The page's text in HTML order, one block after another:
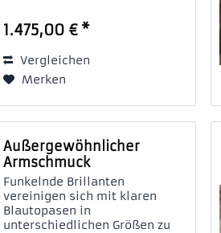
Tatsächlich ist das ganze aber
ein stabiler Ring, der aus 585/-
und...
1.475,00 € *
Vergleichen
Merken
Außergewöhnlicher
Armschmuck
Funkelnde Brillanten
vereinigen sich mit klaren
Blautopasen in
unterschiedlichen Größen zu